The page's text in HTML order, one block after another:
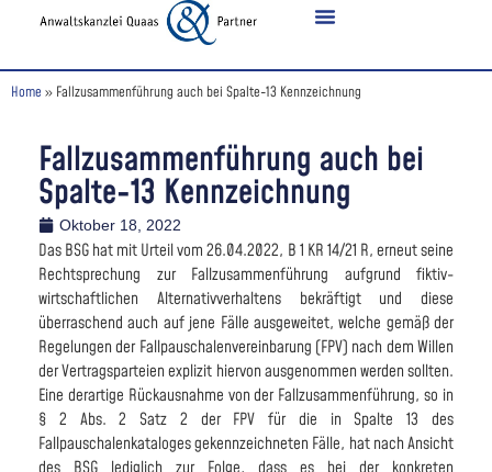
Home » Fallzusammenführung auch bei Spalte-13 Kennzeichnung
Fallzusammenführung auch bei
Spalte-13 Kennzeichnung
Oktober 18, 2022
Das BSG hat mit Urteil vom 26.04.2022, B 1 KR 14/21 R, erneut seine
Rechtsprechung zur Fallzusammenführung aufgrund fiktiv-
wirtschaftlichen Alternativverhaltens bekräftigt und diese
überraschend auch auf jene Fälle ausgeweitet, welche gemäß der
Regelungen der Fallpauschalenvereinbarung (FPV) nach dem Willen
der Vertragsparteien explizit hiervon ausgenommen werden sollten.
Eine derartige Rückausnahme von der Fallzusammenführung, so in
§ 2 Abs. 2 Satz 2 der FPV für die in Spalte 13 des
Fallpauschalenkataloges gekennzeichneten Fälle, hat nach Ansicht